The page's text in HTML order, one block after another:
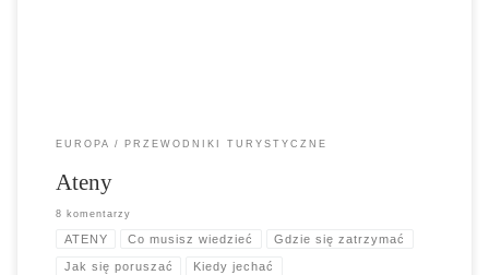
EUROPA PRZEWODNIKI TURYSTYCZNE
Ateny
8 komentarzy
ATENY Co musisz wiedzieć Gdzie się zatrzymać
Jak się poruszać Kiedy jechać